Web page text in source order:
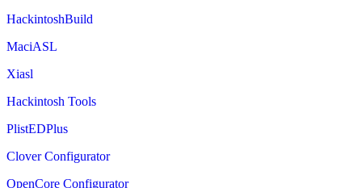
HackintoshBuild
MaciASL
Xiasl
Hackintosh Tools
PlistEDPlus
Clover Configurator
OpenCore Configurator